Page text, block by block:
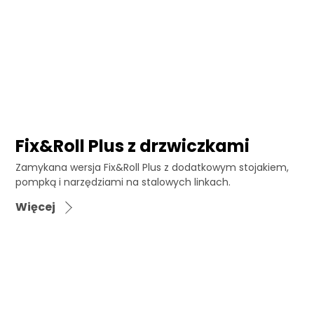
Fix&Roll Plus z drzwiczkami
Zamykana wersja Fix&Roll Plus z dodatkowym stojakiem,
pompką i narzędziami na stalowych linkach.
Więcej